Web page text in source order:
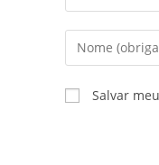
Salvar